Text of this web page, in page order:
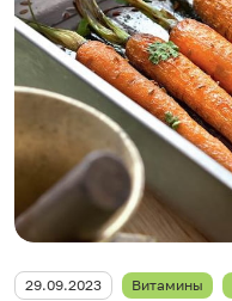
29.09.2023 Витамины